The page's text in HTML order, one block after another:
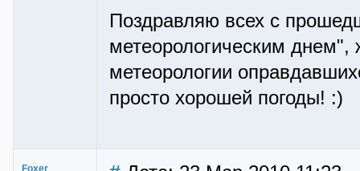
Поздравляю всех с
метеорологическим
метеорологии
просто хорошей погоды! :)
Foxer